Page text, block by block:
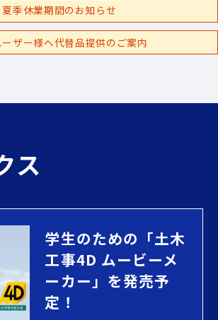
夏季休業期間のお知らせ
ザー様へ代替品提供のご案内
ス
学生のための「土木
工事4D ムービーメ
ーカー」を発売予
定！